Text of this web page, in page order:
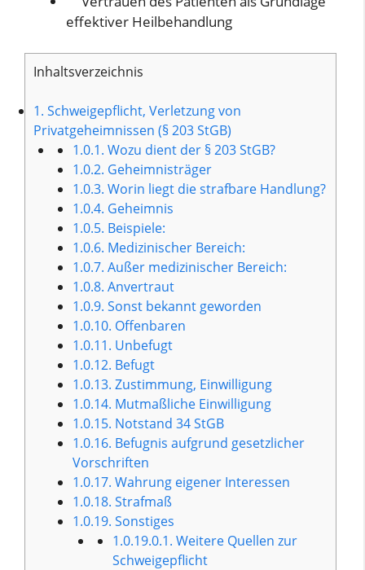
effektiver Heilbehandlung
Inhaltsverzeichnis
1. Schweigepflicht, Verletzung von
Privatgeheimnissen (§ 203 StGB)
1.0.1. Wozu dient der § 203 StGB?
1.0.2. Geheimnisträger
1.0.3. Worin liegt die strafbare Handlung?
1.0.4. Geheimnis
1.0.5. Beispiele:
1.0.6. Medizinischer Bereich:
1.0.7. Außer medizinischer Bereich:
1.0.8. Anvertraut
1.0.9. Sonst bekannt geworden
1.0.10. Offenbaren
1.0.11. Unbefugt
1.0.12. Befugt
1.0.13. Zustimmung, Einwilligung
1.0.14. Mutmaßliche Einwilligung
1.0.15. Notstand 34 StGB
1.0.16. Befugnis aufgrund gesetzlicher
Vorschriften
1.0.17. Wahrung eigener Interessen
1.0.18. Strafmaß
1.0.19. Sonstiges
1.0.19.0.1. Weitere Quellen zur
Schweigepflicht